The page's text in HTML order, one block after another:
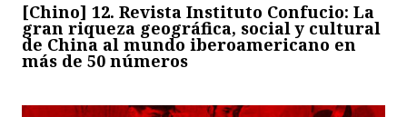
[Chino] 12. Revista Instituto Confucio: La
gran riqueza geográfica, social y cultural
de China al mundo iberoamericano en
más de 50 números